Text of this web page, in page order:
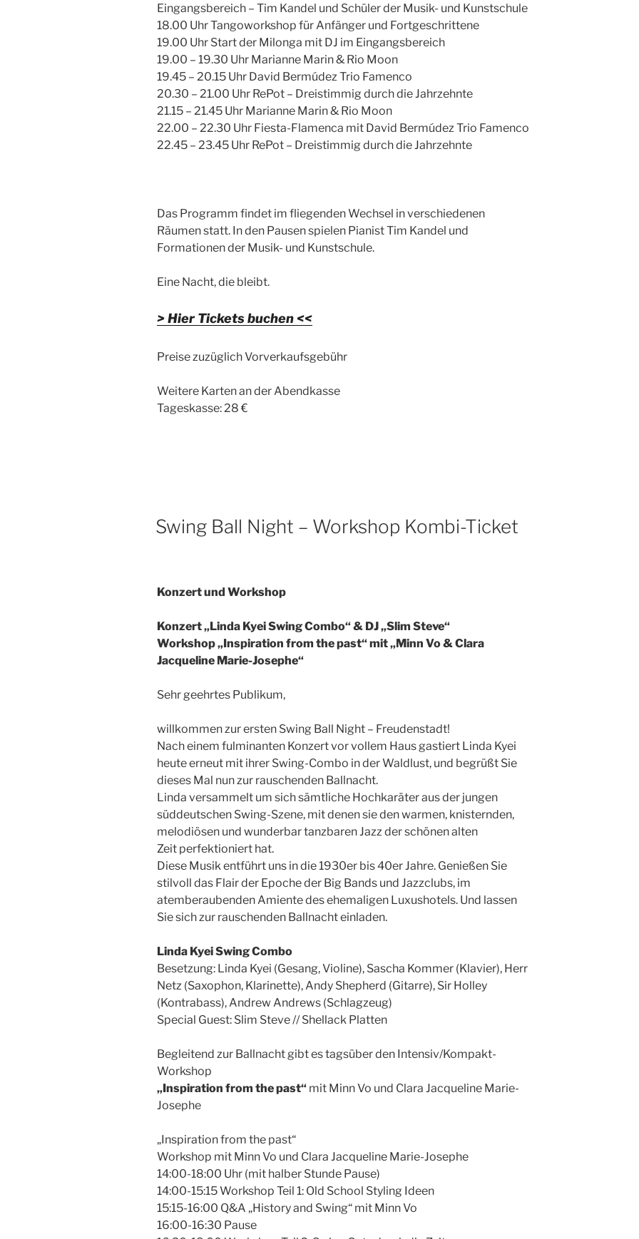
Eingangsbereich – Tim Kandel und Schüler der Musik- und Kunstschule
18.00 Uhr Tangoworkshop für Anfänger und Fortgeschrittene
19.00 Uhr Start der Milonga mit DJ im Eingangsbereich
19.00 – 19.30 Uhr Marianne Marin & Rio Moon
19.45 – 20.15 Uhr David Bermúdez Trio Famenco
20.30 – 21.00 Uhr RePot – Dreistimmig durch die Jahrzehnte
21.15 – 21.45 Uhr Marianne Marin & Rio Moon
22.00 – 22.30 Uhr Fiesta-Flamenca mit David Bermúdez Trio Famenco
22.45 – 23.45 Uhr RePot – Dreistimmig durch die Jahrzehnte
Das Programm findet im fliegenden Wechsel in verschiedenen
Räumen statt. In den Pausen spielen Pianist Tim Kandel und
Formationen der Musik- und Kunstschule.
Eine Nacht, die bleibt.
> Hier Tickets buchen <<
Preise zuzüglich Vorverkaufsgebühr
Weitere Karten an der Abendkasse
Tageskasse: 28 €
Swing Ball Night – Workshop Kombi-Ticket
Konzert und Workshop
Konzert „Linda Kyei Swing Combo“ & DJ „Slim Steve“
Workshop „Inspiration from the past“ mit „Minn Vo & Clara
Jacqueline Marie-Josephe“
Sehr geehrtes Publikum,
willkommen zur ersten Swing Ball Night – Freudenstadt!
Nach einem fulminanten Konzert vor vollem Haus gastiert Linda Kyei
heute erneut mit ihrer Swing-Combo in der Waldlust, und begrüßt Sie
dieses Mal nun zur rauschenden Ballnacht.
Linda versammelt um sich sämtliche Hochkaräter aus der jungen
süddeutschen Swing-Szene, mit denen sie den warmen, knisternden,
melodiösen und wunderbar tanzbaren Jazz der schönen alten
Zeit perfektioniert hat.
Diese Musik entführt uns in die 1930er bis 40er Jahre. Genießen Sie
stilvoll das Flair der Epoche der Big Bands und Jazzclubs, im
atemberaubenden Amiente des ehemaligen Luxushotels. Und lassen
Sie sich zur rauschenden Ballnacht einladen.
Linda Kyei Swing Combo
Besetzung: Linda Kyei (Gesang, Violine), Sascha Kommer (Klavier), Herr
Netz (Saxophon, Klarinette), Andy Shepherd (Gitarre), Sir Holley
(Kontrabass), Andrew Andrews (Schlagzeug)
Special Guest: Slim Steve // Shellack Platten
Begleitend zur Ballnacht gibt es tagsüber den Intensiv/Kompakt-
Workshop
„Inspiration from the past“ mit Minn Vo und Clara Jacqueline Marie-
Josephe
„Inspiration from the past“
Workshop mit Minn Vo und Clara Jacqueline Marie-Josephe
14:00-18:00 Uhr (mit halber Stunde Pause)
14:00-15:15 Workshop Teil 1: Old School Styling Ideen
15:15-16:00 Q&A „History and Swing“ mit Minn Vo
16:00-16:30 Pause